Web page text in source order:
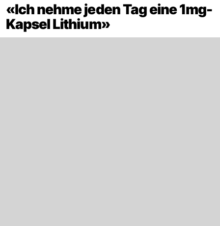
«Ich nehme jeden Tag eine 1mg-
Kapsel Lithium»